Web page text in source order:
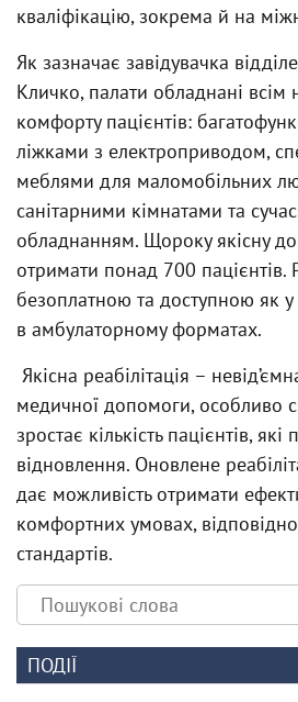
кваліфікацію, зокрема й на
Як зазначає завідувачка
Кличко, палати обладнані всім
комфорту пацієнтів:
ліжками з електроприводом,
меблями для маломобільних
санітарними кімнатами та
обладнанням. Щороку якісну
отримати понад 700 пацієнтів.
безоплатною та доступною як у
в амбулаторному форматах.
Якісна реабілітація –
медичної допомоги, особливо
зростає кількість пацієнтів, які
відновлення. Оновлене
дає можливість отримати
комфортних умовах,
стандартів.
ПОДІЇ